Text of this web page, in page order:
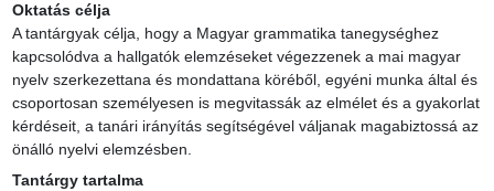
Oktatás célja
A tantárgyak célja, hogy a Magyar grammatika tanegységhez
kapcsolódva a hallgatók elemzéseket végezzenek a mai magyar
nyelv szerkezettana és mondattana köréből, egyéni munka által és
csoportosan személyesen is megvitassák az elmélet és a gyakorlat
kérdéseit, a tanári irányítás segítségével váljanak magabiztossá az
önálló nyelvi elemzésben.
Tantárgy tartalma